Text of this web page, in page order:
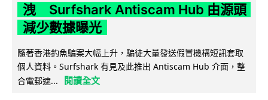
洩 Surfshark Antiscam Hub 由源頭
減少數據曝光
隨著香港釣魚騙案大幅上升，騙徒大量發送假冒機構短訊套取
個人資料。Surfshark 有見及此推出 Antiscam Hub 介面，整
合電郵遮...
閱讀全文